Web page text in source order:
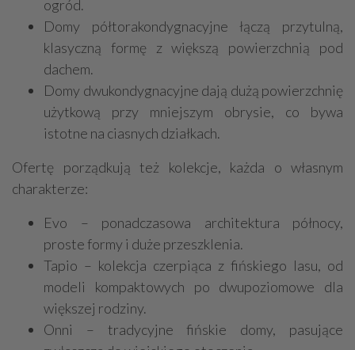
ogród.
Domy półtorakondygnacyjne łączą przytulną,
klasyczną formę z większą powierzchnią pod
dachem.
Domy dwukondygnacyjne dają dużą powierzchnię
użytkową przy mniejszym obrysie, co bywa
istotne na ciasnych działkach.
Ofertę porządkują też kolekcje, każda o własnym
charakterze:
Evo – ponadczasowa architektura północy,
proste formy i duże przeszklenia.
Tapio – kolekcja czerpiąca z fińskiego lasu, od
modeli kompaktowych po dwupoziomowe dla
większej rodziny.
Onni – tradycyjne fińskie domy, pasujące